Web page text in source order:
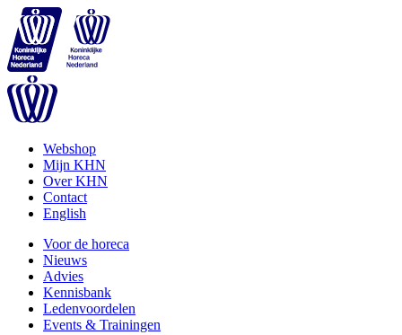
Webshop
Mijn KHN
Over KHN
Contact
English
Voor de horeca
Nieuws
Advies
Kennisbank
Ledenvoordelen
Events & Trainingen